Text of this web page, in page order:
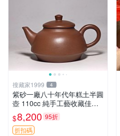
搜藏家1999 4
紫砂一廠八十年代年糕土半圓
壺 110cc 純手工藝收藏佳品
小品實用 泥料珍稀 壺藝典藏
年糕土 売場專輯 半圓壺 泥料
特質
$8,200 95折
折扣碼